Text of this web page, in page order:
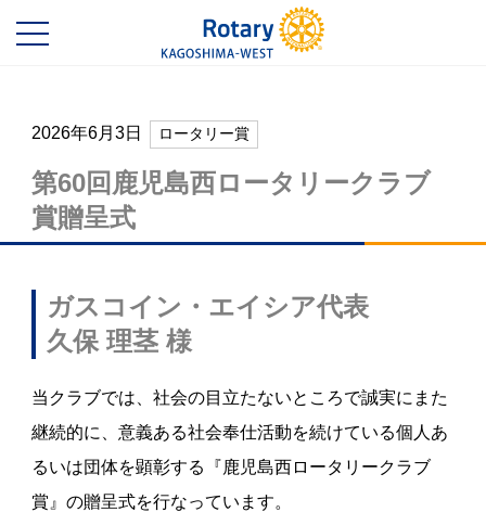
2026年6月3日 ロータリー賞
第60回鹿児島西ロータリークラブ
賞贈呈式
ガスコイン・エイシア代表
久保 理茎 様
当クラブでは、社会の目立たないところで誠実にまた
継続的に、意義ある社会奉仕活動を続けている個人あ
るいは団体を顕彰する『鹿児島西ロータリークラブ
賞』の贈呈式を行なっています。